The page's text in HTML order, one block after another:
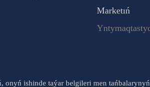
Marketıń
onyń ishinde taýar belgileri men